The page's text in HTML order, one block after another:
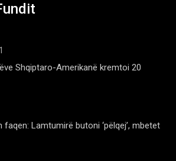
Shqiptaro-Amerikanë kremtoi 20
Lamtumirë butoni ‘pëlqej’, mbetet